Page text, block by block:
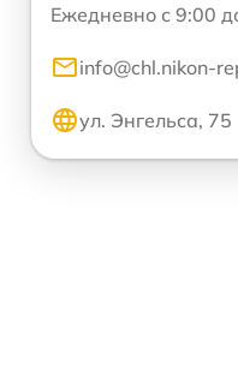
Ежедневно с 9:00
info@chl.nikon-
ул. Энгельса, 75